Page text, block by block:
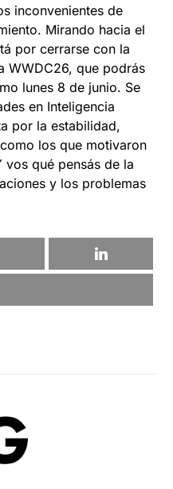
inconvenientes de
Mirando hacia el
por cerrarse con la
WWDC26, que podrás
lunes 8 de junio. Se
en Inteligencia
por la estabilidad,
los que motivaron
vos qué pensás de la
y los problemas